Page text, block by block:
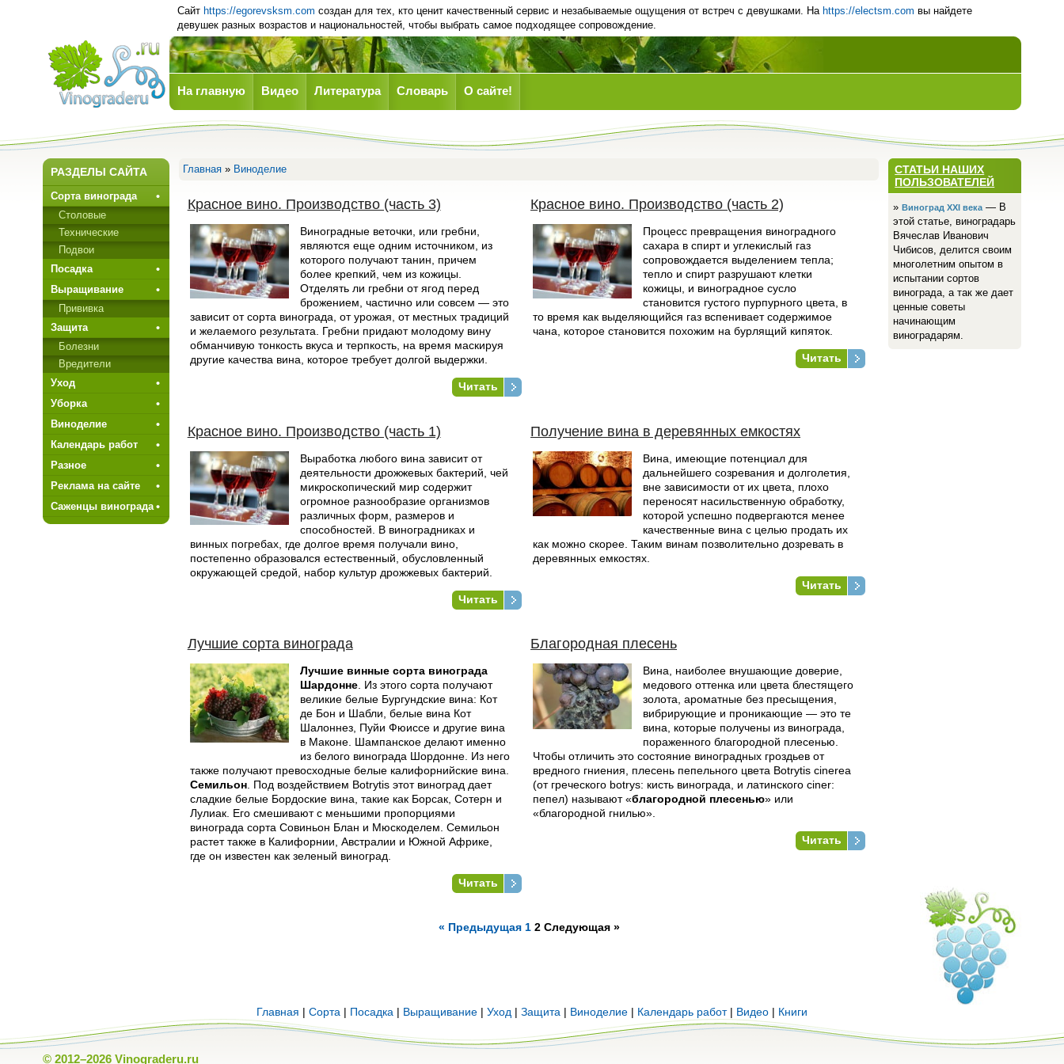
Сайт https://egorevsksm.com создан для тех, кто ценит качественный сервис и незабываемые ощущения от встреч с девушками. На https://electsm.com вы найдете
девушек разных возрастов и национальностей, чтобы выбрать самое подходящее сопровождение.
На главную Видео Литература Словарь О сайте!
Главная» Виноделие
Красное вино. Производство (часть 3)
Виноградные веточки, или гребни,
являются еще одним источником, из
которого получают танин, причем
более крепкий, чем из кожицы.
Отделять ли гребни от ягод перед
брожением, частично или совсем — это
зависит от сорта винограда, от урожая, от местных традиций
и желаемого результата. Гребни придают молодому вину
обманчивую тонкость вкуса и терпкость, на время маскируя
другие качества вина, которое требует долгой выдержки.
Читать
Красное вино. Производство (часть 2)
Процесс превращения виноградного
сахара в спирт и углекислый газ
сопровождается выделением тепла;
тепло и спирт разрушают клетки
кожицы, и виноградное сусло
становится густого пурпурного цвета, в
то время как выделяющийся газ вспенивает содержимое
чана, которое становится похожим на бурлящий кипяток.
Читать
Красное вино. Производство (часть 1)
Выработка любого вина зависит от
деятельности дрожжевых бактерий, чей
микроскопический мир содержит
огромное разнообразие организмов
различных форм, размеров и
способностей. В виноградниках и
винных погребах, где долгое время получали вино,
постепенно образовался естественный, обусловленный
окружающей средой, набор культур дрожжевых бактерий.
Читать
Получение вина в деревянных емкостях
Вина, имеющие потенциал для
дальнейшего созревания и долголетия,
вне зависимости от их цвета, плохо
переносят насильственную обработку,
которой успешно подвергаются менее
качественные вина с целью продать их
как можно скорее. Таким винам позволительно дозревать в
деревянных емкостях.
Читать
Лучшие сорта винограда
Лучшие винные сорта винограда
Шардонне. Из этого сорта получают
великие белые Бургундские вина: Кот
де Бон и Шабли, белые вина Кот
Шалоннез, Пуйи Фюиссе и другие вина
в Маконе. Шампанское делают именно
из белого винограда Шордонне. Из него
также получают превосходные белые калифорнийские вина.
Семильон. Под воздействием Botrytis этот виноград дает
сладкие белые Бордоские вина, такие как Борсак, Сотерн и
Лулиак. Его смешивают с меньшими пропорциями
винограда сорта Совиньон Блан и Мюскоделем. Семильон
растет также в Калифорнии, Австралии и Южной Африке,
где он известен как зеленый виноград.
Читать
Благородная плесень
Вина, наиболее внушающие доверие,
медового оттенка или цвета блестящего
золота, ароматные без пресыщения,
вибрирующие и проникающие — это те
вина, которые получены из винограда,
пораженного благородной плесенью.
Чтобы отличить это состояние виноградных гроздьев от
вредного гниения, плесень пепельного цвета Botrytis cinerea
(от греческого botrys: кисть винограда, и латинского ciner:
пепел) называют «благородной плесенью» или
«благородной гнилью».
Читать
« Предыдущая 1 2 Следующая »
СТАТЬИ НАШИХ
ПОЛЬЗОВАТЕЛЕЙ
»Виноград ХХI века— В
этой статье, виноградарь
Вячеслав Иванович
Чибисов, делится своим
многолетним опытом в
испытании сортов
винограда, а так же дает
ценные советы
начинающим
виноградарям.
РАЗДЕЛЫ САЙТА
Сорта винограда
Столовые
Технические
Подвои
Посадка
Выращивание
Прививкa
Защита
Болезни
Вредители
Уход
Уборка
Виноделие
Календарь работ
Разное
Реклама на сайте
Саженцы винограда
Главная | Сорта | Посадка | Выращивание | Уход | Защита | Виноделие | Календарь работ| Видео | Книги
© 2012–2026 Vinograderu.ru